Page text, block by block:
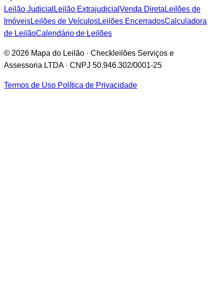
Leilão Judicial Leilão Extrajudicial Venda Direta Leilões de
ImóveisLeilões de VeículosLeilões EncerradosCalculadora
de LeilãoCalendário de Leilões
© 2026 Mapa do Leilão · Checkleilões Serviços e
Assessoria LTDA · CNPJ 50.946.302/0001-25
Termos de Uso Política de Privacidade